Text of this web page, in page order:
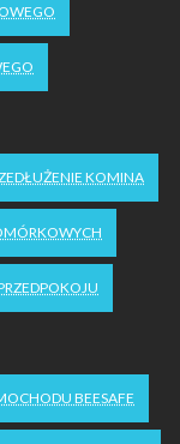
KOMINA
BEESAFE